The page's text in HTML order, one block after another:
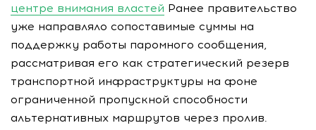
центре внимания властей Ранее правительство
уже направляло сопоставимые суммы на
поддержку работы паромного сообщения,
рассматривая его как стратегический резерв
транспортной инфраструктуры на фоне
ограниченной пропускной способности
альтернативных маршрутов через пролив.